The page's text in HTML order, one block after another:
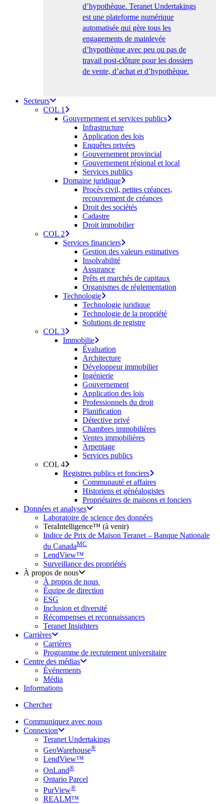
d’hypothèque. Teranet Undertakings
est une plateforme numérique
automatisée qui gère tous les
engagements de mainlevée
d’hypothèque avec peu ou pas de
travail post-clôture pour les dossiers
de vente, d’achat et d’hypothèque.
Secteurs
COL 1
Gouvernement et services publics
Infrastructure
Application des lois
Enquêtes privées
Gouvernement provincial
Gouvernement régional et local
Services publics
Domaine juridique
Procès civil, petites créances,
recouvrement de créances
Droit des sociétés
Cadastre
Droit immobilier
COL 2
Services financiers
Gestion des valeurs estimatives
Insolvabilité
Assurance
Prêts et marchés de capitaux
Organismes de réglementation
Technologie
Technologie juridique
Technologie de la propriété
Solutions de registre
COL 3
Immobilie
Évaluation
Architecture
Développeur immobilier
Ingénierie
Gouvernement
Application des lois
Professionnels du droit
Planification
Détective privé
Chambres immobilières
Ventes immobilières
Arpentage
Services publics
COL 4
Registres publics et fonciers
Communauté et affaires
Historiens et généalogistes
Propriétaires de maisons et fonciers
Données et analyses
Laboratoire de science des données
TeraIntelligence™ (à venir)
Indice de Prix de Maison Teranet – Banque Nationale
du CanadaMC
LendView™
Surveillance des propriétés
À propos de nous
À propos de nous
Équipe de direction
ESG
Inclusion et diversité
Récompenses et reconnaissances
Teranet Insighters
Carrières
Carrières
Programme de recrutement universitaire
Centre des médias
Événements
Média
Informations
Cherchersearch
Communiquez avec nous
Connexion
Teranet Undertakings
GeoWarehouse®
LendView™
OnLand®
Ontario Parcel
PurView®
REALM™